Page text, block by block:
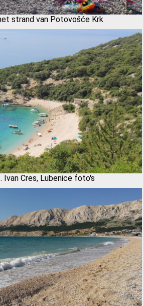
strand van Potovošće Krk
Ivan Cres, Lubenice foto's